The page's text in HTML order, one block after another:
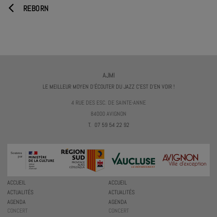
REBORN
AJMI
LE MEILLEUR MOYEN D'ÉCOUTER DU JAZZ C'EST D'EN VOIR !
4 RUE DES ESC. DE SAINTE-ANNE
84000 AVIGNON
T. 07 59 54 22 92
ACCUEIL
ACTUALITÉS
AGENDA
CONCERT
ACCUEIL
ACTUALITÉS
AGENDA
CONCERT